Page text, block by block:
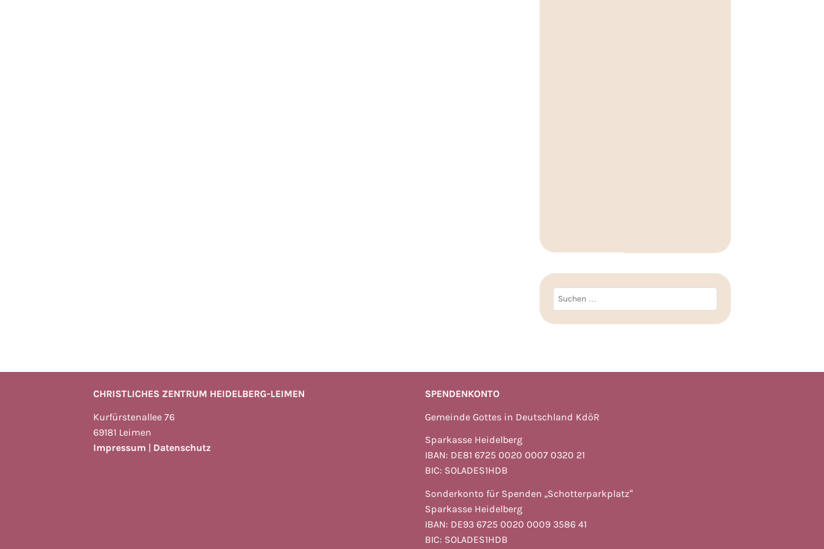
Suchen
nach:
CHRISTLICHES ZENTRUM HEIDELBERG-LEIMEN
Kurfürstenallee 76
69181 Leimen
Impressum | Datenschutz
SPENDENKONTO
Gemeinde Gottes in Deutschland KdöR
Sparkasse Heidelberg
IBAN: DE81 6725 0020 0007 0320 21
BIC: SOLADES1HDB
Sonderkonto für Spenden „Schotterparkplatz“
Sparkasse Heidelberg
IBAN: DE93 6725 0020 0009 3586 41
BIC: SOLADES1HDB